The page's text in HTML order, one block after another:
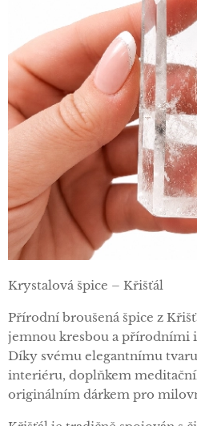
Krystalová špice – Křišťál
Přírodní broušená špice z
jemnou kresbou a přírodními
Díky svému elegantnímu
interiéru, doplňkem
originálním dárkem pro